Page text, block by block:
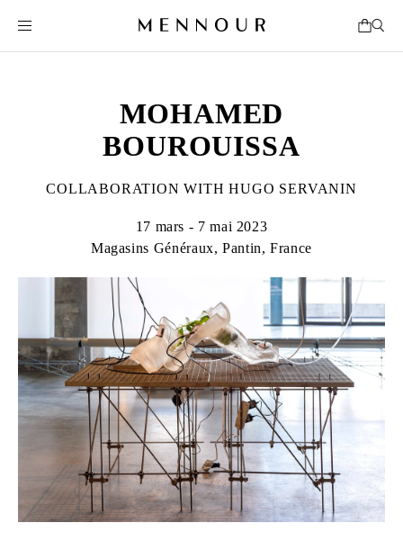
MOHAMED
BOUROUISSA
COLLABORATION WITH HUGO SERVANIN
17 mars - 7 mai 2023
Magasins Généraux, Pantin, France